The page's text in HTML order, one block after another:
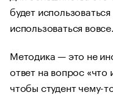
будет
использоваться вовсе.
Методика — это не
ответ на вопрос «что
чтобы студент чему-